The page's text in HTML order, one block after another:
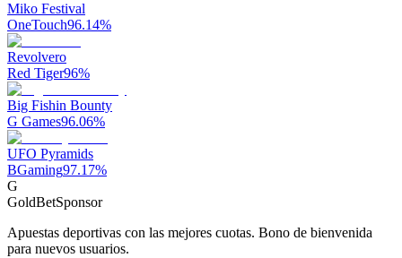
Miko Festival
OneTouch96.14%
Revolvero
Red Tiger96%
Big Fishin Bounty
G Games96.06%
UFO Pyramids
BGaming97.17%
G
GoldBetSponsor
Apuestas deportivas con las mejores cuotas. Bono de bienvenida
para nuevos usuarios.